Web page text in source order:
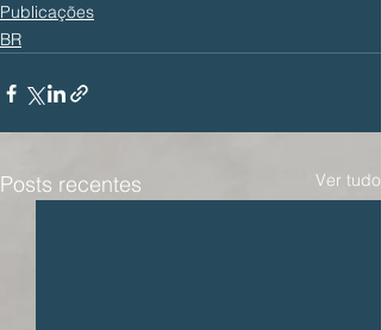
Publicações
BR
Posts recentes Ver tudo